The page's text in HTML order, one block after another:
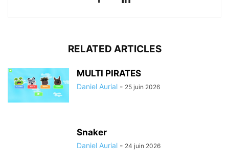
RELATED ARTICLES
MULTI PIRATES
Daniel Aurial - 25 juin 2026
Snaker
Daniel Aurial - 24 juin 2026